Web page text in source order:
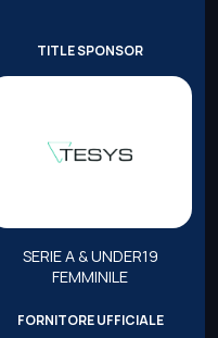
TITLE SPONSOR
SERIE A & UNDER19
FEMMINILE
FORNITORE UFFICIALE